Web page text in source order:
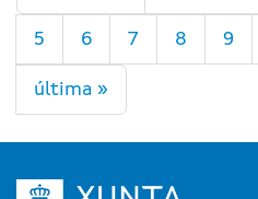
5 6 7 8 9
última »